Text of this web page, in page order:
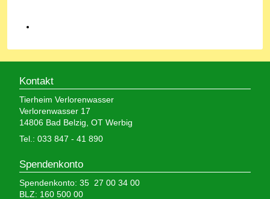
Kontakt
Tierheim Verlorenwasser
Verlorenwasser 17
14806 Bad Belzig, OT Werbig
Tel.: 033 847 - 41 890
Spendenkonto
Spendenkonto: 35 27 00 34 00
BLZ: 160 500 00